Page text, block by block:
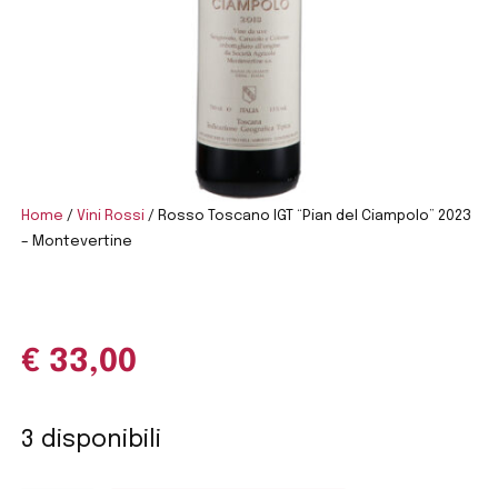
Home / Vini Rossi / Rosso Toscano IGT “Pian del Ciampolo” 2023
– Montevertine
€ 33,00
3 disponibili